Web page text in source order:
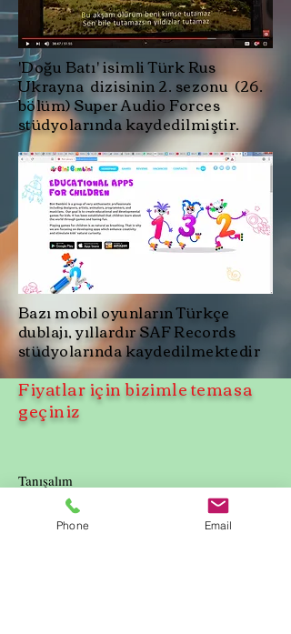
'Doğu Batı' isimli Türk Rus
Ukrayna dizisinin 2. sezonu (26.
bölüm) Super Audio Forces
stüdyolarında kaydedilmiştir.
Bazı mobil oyunların Türkçe
dublajı, yıllardır SAF Records
stüdyolarında kaydedilmektedir
Fiyatlar için bizimle temasa
geçiniz
Tanışalım
Teklifimiz
Phone Email